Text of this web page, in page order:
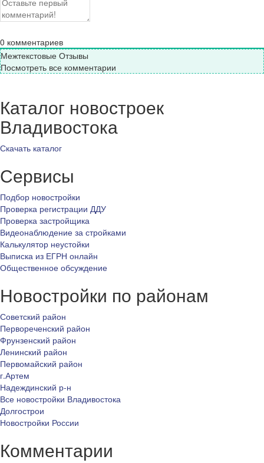
0 комментариев
Межтекстовые Отзывы
Посмотреть все комментарии
Каталог новостроек
Владивостока
Скачать каталог
Сервисы
Подбор новостройки
Проверка регистрации ДДУ
Проверка застройщика
Видеонаблюдение за стройками
Калькулятор неустойки
Выписка из ЕГРН онлайн
Общественное обсуждение
Новостройки по районам
Советский район
Первореченский район
Фрунзенский район
Ленинский район
Первомайский район
г.Артем
Надеждинский р-н
Все новостройки Владивостока
Долгострои
Новостройки России
Комментарии